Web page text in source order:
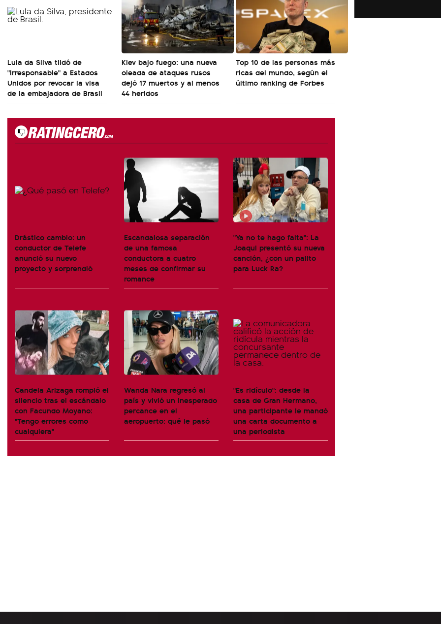
Lula da Silva tildó de
"irresponsable" a Estados
Unidos por revocar la visa
de la embajadora de Brasil
Kiev bajo fuego: una nueva
oleada de ataques rusos
dejó 17 muertos y al menos
44 heridos
Top 10 de las personas más
ricas del mundo, según el
último ranking de Forbes
Drástico cambio: un
conductor de Telefe
anunció su nuevo
proyecto y sorprendió
Escandalosa separación
de una famosa
conductora a cuatro
meses de confirmar su
romance
"Ya no te hago falta": La
Joaqui presentó su nueva
canción, ¿con un palito
para Luck Ra?
Candela Arizaga rompió el
silencio tras el escándalo
con Facundo Moyano:
"Tengo errores como
cualquiera"
Wanda Nara regresó al
país y vivió un inesperado
percance en el
aeropuerto: qué le pasó
"Es ridículo": desde la
casa de Gran Hermano,
una participante le mandó
una carta documento a
una periodista